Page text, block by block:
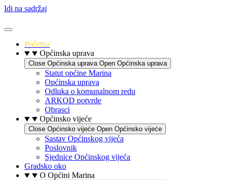
Idi na sadržaj
Početna
Općinska uprava
Close Općinska uprava Open Općinska uprava
Statut općine Marina
Općinska uprava
Odluka o komunalnom redu
ARKOD potvrde
Obrasci
Općinsko vijeće
Close Općinsko vijeće Open Općinsko vijeće
Sastav Općinskog vijeća
Poslovnik
Sjednice Općinskog vijeća
Gradsko oko
O Općini Marina